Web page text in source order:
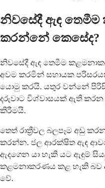
නිවසේදී ඇඳ
කරන්නේ කෙසේද?
නිවසේදී ඇඳ තෙමීම
අවම කරමින් සහායක
යොමු කරයි. යතුර වන්නේ
දරුවාට විශ්වාසයක් ඇති කරන
කිරීමයි.
තෙත් රාත්‍රීවල බලපෑම අඩු
කරන්න. ජල ආරක්ෂිත ඇඳ
ඇදගෙන යා හැකි යට ඇඳුම්
කළමනාකරණය කළ හැකි බව
වේ.